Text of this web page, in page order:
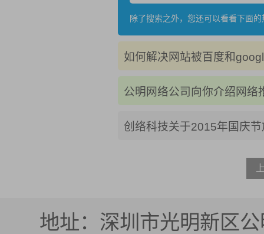
除了搜索之外，您还可以看看下面
如何解决网站被百度和
公明网络公司向你介绍网络
创络科技关于2015年国庆
地址：深圳市光明新区